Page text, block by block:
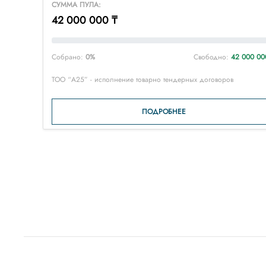
СУММА ПУЛА:
42 000 000 ₸
Собрано: 0% Свободно: 42 000
ТОО “A25” - исполнение товарно тендерных договоров
ПОДРОБНЕЕ